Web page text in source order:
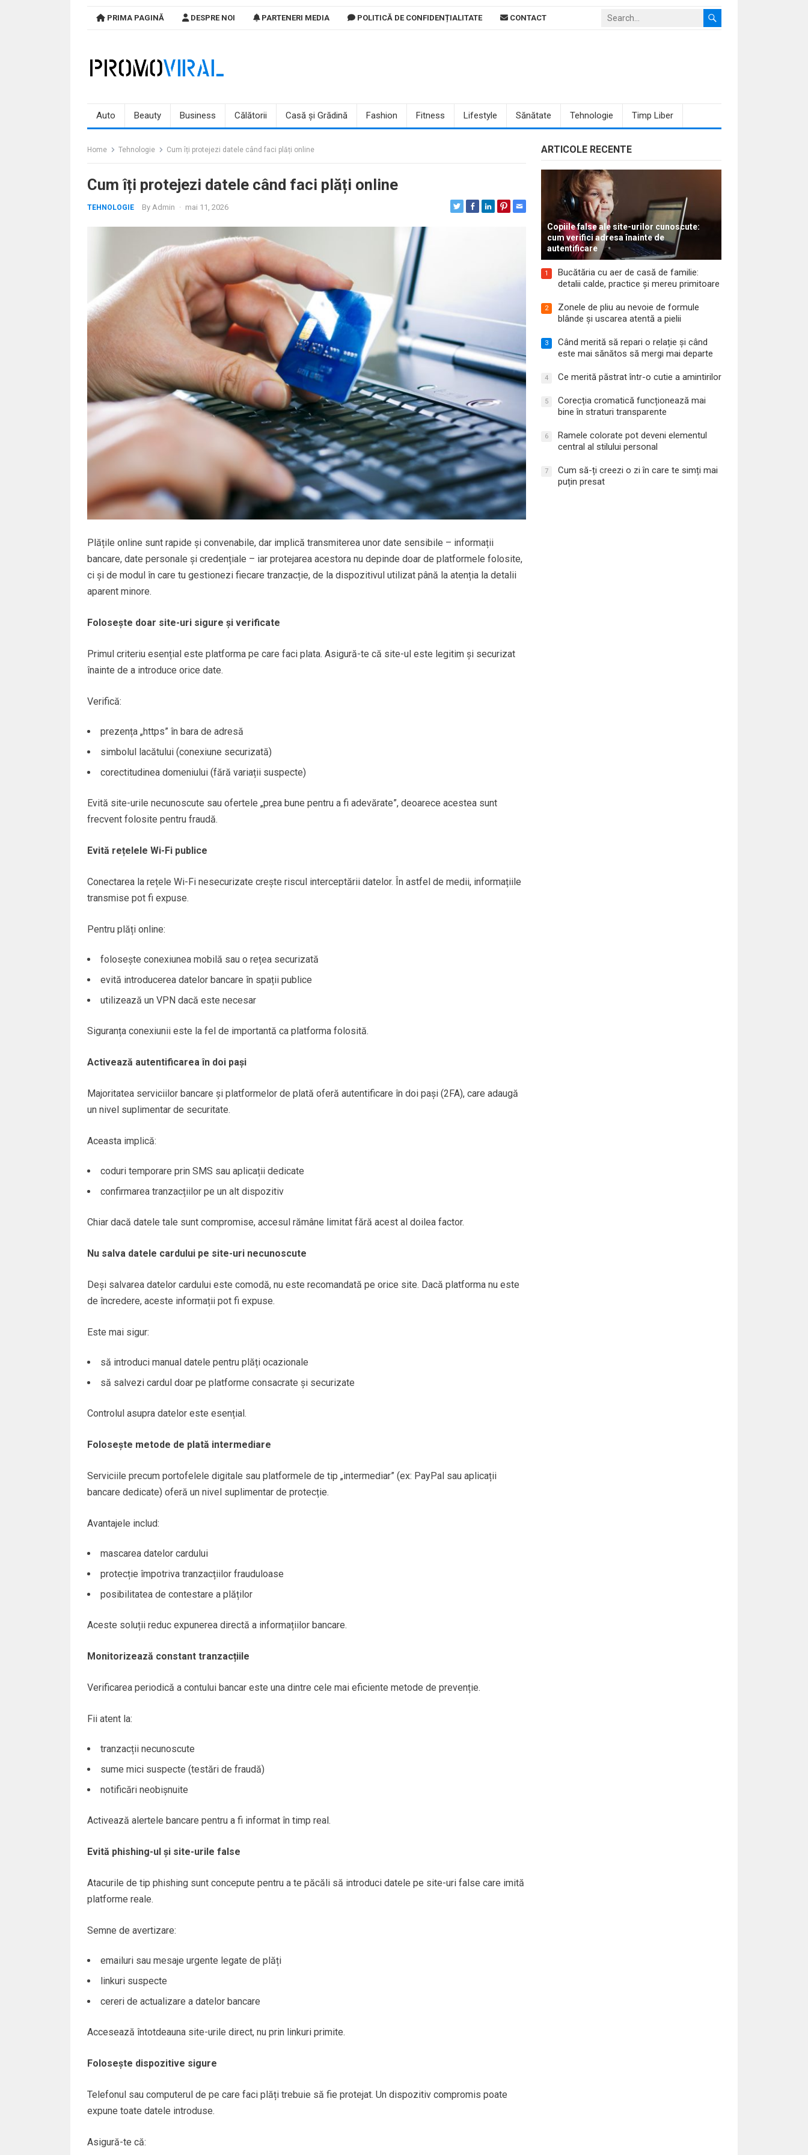
PRIMA PAGINĂ DESPRE NOI PARTENERI MEDIA POLITICĂ DE CONFIDENȚIALITATE CONTACT
Auto Beauty Business Călătorii Casă și Grădină Fashion Fitness Lifestyle Sănătate Tehnologie Timp Liber
Home Tehnologie Cum îți protejezi datele când faci plăți online
Cum îți protejezi datele când faci plăți online
TEHNOLOGIE By Admin · mai 11, 2026
Plățile online sunt rapide și convenabile, dar implică transmiterea unor date sensibile – informații
bancare, date personale și credențiale – iar protejarea acestora nu depinde doar de platformele folosite,
ci și de modul în care tu gestionezi fiecare tranzacție, de la dispozitivul utilizat până la atenția la detalii
aparent minore.
Folosește doar site-uri sigure și verificate
Primul criteriu esențial este platforma pe care faci plata. Asigură-te că site-ul este legitim și securizat
înainte de a introduce orice date.
Verifică:
prezența „https” în bara de adresă
simbolul lacătului (conexiune securizată)
corectitudinea domeniului (fără variații suspecte)
Evită site-urile necunoscute sau ofertele „prea bune pentru a fi adevărate”, deoarece acestea sunt
frecvent folosite pentru fraudă.
Evită rețelele Wi-Fi publice
Conectarea la rețele Wi-Fi nesecurizate crește riscul interceptării datelor. În astfel de medii, informațiile
transmise pot fi expuse.
Pentru plăți online:
folosește conexiunea mobilă sau o rețea securizată
evită introducerea datelor bancare în spații publice
utilizează un VPN dacă este necesar
Siguranța conexiunii este la fel de importantă ca platforma folosită.
Activează autentificarea în doi pași
Majoritatea serviciilor bancare și platformelor de plată oferă autentificare în doi pași (2FA), care adaugă
un nivel suplimentar de securitate.
Aceasta implică:
coduri temporare prin SMS sau aplicații dedicate
confirmarea tranzacțiilor pe un alt dispozitiv
Chiar dacă datele tale sunt compromise, accesul rămâne limitat fără acest al doilea factor.
Nu salva datele cardului pe site-uri necunoscute
Deși salvarea datelor cardului este comodă, nu este recomandată pe orice site. Dacă platforma nu este
de încredere, aceste informații pot fi expuse.
Este mai sigur:
să introduci manual datele pentru plăți ocazionale
să salvezi cardul doar pe platforme consacrate și securizate
Controlul asupra datelor este esențial.
Folosește metode de plată intermediare
Serviciile precum portofelele digitale sau platformele de tip „intermediar” (ex: PayPal sau aplicații
bancare dedicate) oferă un nivel suplimentar de protecție.
Avantajele includ:
mascarea datelor cardului
protecție împotriva tranzacțiilor frauduloase
posibilitatea de contestare a plăților
Aceste soluții reduc expunerea directă a informațiilor bancare.
Monitorizează constant tranzacțiile
Verificarea periodică a contului bancar este una dintre cele mai eficiente metode de prevenție.
Fii atent la:
tranzacții necunoscute
sume mici suspecte (testări de fraudă)
notificări neobișnuite
Activează alertele bancare pentru a fi informat în timp real.
Evită phishing-ul și site-urile false
Atacurile de tip phishing sunt concepute pentru a te păcăli să introduci datele pe site-uri false care imită
platforme reale.
Semne de avertizare:
emailuri sau mesaje urgente legate de plăți
linkuri suspecte
cereri de actualizare a datelor bancare
Accesează întotdeauna site-urile direct, nu prin linkuri primite.
Folosește dispozitive sigure
Telefonul sau computerul de pe care faci plăți trebuie să fie protejat. Un dispozitiv compromis poate
expune toate datele introduse.
Asigură-te că:
ARTICOLE RECENTE
Copiile false ale site-urilor cunoscute:
cum verifici adresa înainte de
autentificare
1
Bucătăria cu aer de casă de familie:
detalii calde, practice și mereu primitoare
2
Zonele de pliu au nevoie de formule
blânde și uscarea atentă a pielii
3
Când merită să repari o relație și când
este mai sănătos să mergi mai departe
4 Ce merită păstrat într-o cutie a amintirilor
5
Corecția cromatică funcționează mai
bine în straturi transparente
6
Ramele colorate pot deveni elementul
central al stilului personal
7
Cum să-ți creezi o zi în care te simți mai
puțin presat